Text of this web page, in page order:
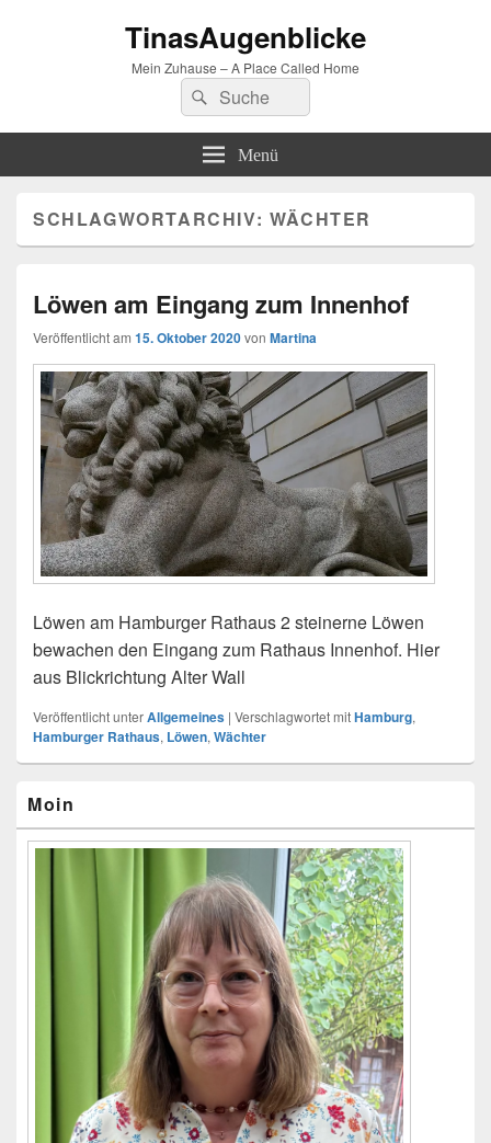
TinasAugenblicke
Mein Zuhause – A Place Called Home
Suchen
nach:
Suchen
Menü
SCHLAGWORTARCHIV: WÄCHTER
Löwen am Eingang zum Innenhof
Veröffentlicht am 15. Oktober 2020von Martina
Löwen am Hamburger Rathaus 2 steinerne Löwen
bewachen den Eingang zum Rathaus Innenhof. Hier
aus Blickrichtung Alter Wall
Veröffentlicht unterAllgemeines | Verschlagwortet mitHamburg,
Hamburger Rathaus, Löwen, Wächter
Seitenleisten-
Widgetbereich
Moin